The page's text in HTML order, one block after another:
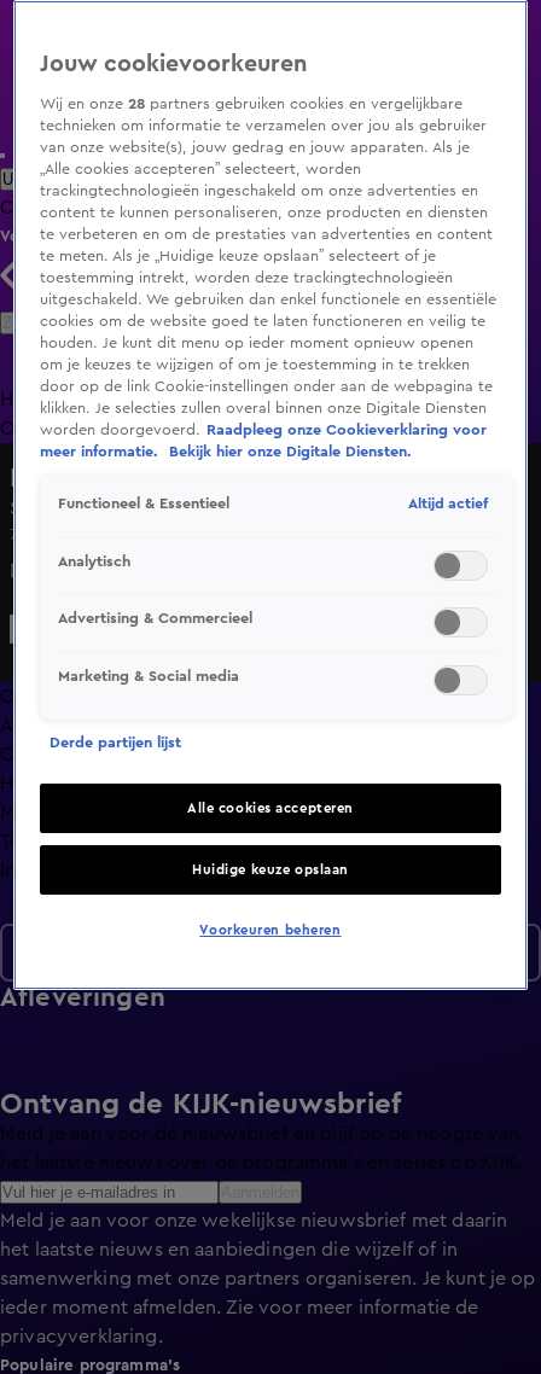
Uitzending Gemist Populaire programma's Zenders Genres
ClipsFilmsRadioSmart TV inlogShop
Volg KIJK
Zoeken
HomeUitzending Gemist Programma's De Bondgenoten
OranjezomerLivestreamsShop
Seizoen 2, aflevering 100
7 mrt 2025, 19:31
De deelnemers gaan op speeddate.
Overzicht
Afleveringen
Clips
Hoe is het nu met?
Macdate met Nick Eshuis
Terugblik
Info
Afleveringen
Ontvang de KIJK-nieuwsbrief
Meld je aan voor de nieuwsbrief en blijf op de hoogte van
het laatste nieuws over de programma’s en series op KIJK.
Meld je aan voor onze wekelijkse nieuwsbrief met daarin
het laatste nieuws en aanbiedingen die wijzelf of in
samenwerking met onze partners organiseren. Je kunt je op
ieder moment afmelden. Zie voor meer informatie de
privacyverklaring.
Populaire programma's
Jouw cookievoorkeuren
Wij en onze28 partners gebruiken cookies en vergelijkbare
technieken om informatie te verzamelen over jou als gebruiker
van onze website(s), jouw gedrag en jouw apparaten. Als je
„Alle cookies accepteren” selecteert, worden
trackingtechnologieën ingeschakeld om onze advertenties en
content te kunnen personaliseren, onze producten en diensten
te verbeteren en om de prestaties van advertenties en content
te meten. Als je „Huidige keuze opslaan” selecteert of je
toestemming intrekt, worden deze trackingtechnologieën
uitgeschakeld. We gebruiken dan enkel functionele en essentiële
cookies om de website goed te laten functioneren en veilig te
houden. Je kunt dit menu op ieder moment opnieuw openen
om je keuzes te wijzigen of om je toestemming in te trekken
door op de link Cookie-instellingen onder aan de webpagina te
klikken. Je selecties zullen overal binnen onze Digitale Diensten
worden doorgevoerd.
Raadpleeg onze Cookieverklaring voor
meer informatie.
Bekijk hier onze Digitale Diensten.
Functioneel & Essentieel Altijd actief
Analytisch
Advertising & Commercieel
Marketing & Social media
Derde partijen lijst
Alle cookies accepteren
Huidige keuze opslaan
Voorkeuren beheren